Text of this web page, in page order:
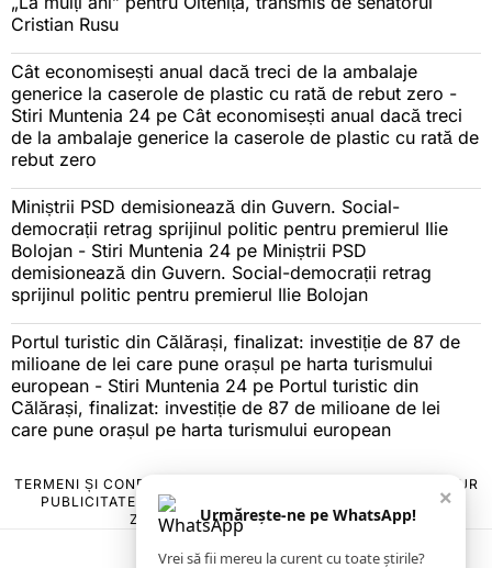
Cristian Rusu
Cât economisești anual dacă treci de la ambalaje
generice la caserole de plastic cu rată de rebut zero -
Stiri Muntenia 24 pe Cât economisești anual dacă treci
de la ambalaje generice la caserole de plastic cu rată de
rebut zero
Miniștrii PSD demisionează din Guvern. Social-
democrații retrag sprijinul politic pentru premierul Ilie
Bolojan - Stiri Muntenia 24 pe Miniștrii PSD
demisionează din Guvern. Social-democrații retrag
sprijinul politic pentru premierul Ilie Bolojan
Portul turistic din Călărași, finalizat: investiție de 87 de
milioane de lei care pune orașul pe harta turismului
european - Stiri Muntenia 24 pe Portul turistic din
Călărași, finalizat: investiție de 87 de milioane de lei
care pune orașul pe harta turismului european
TERMENI ȘI CONDIȚII
POLITICA DE ANULARE & RETUR
PUBLICITATE ONLINE & TIPĂRITĂ
CONTACT
ZIARUL ANUNȚUL CĂLĂRĂȘEAN
×
Urmărește-ne pe WhatsApp!
Vrei să fii mereu la curent cu toate știrile?